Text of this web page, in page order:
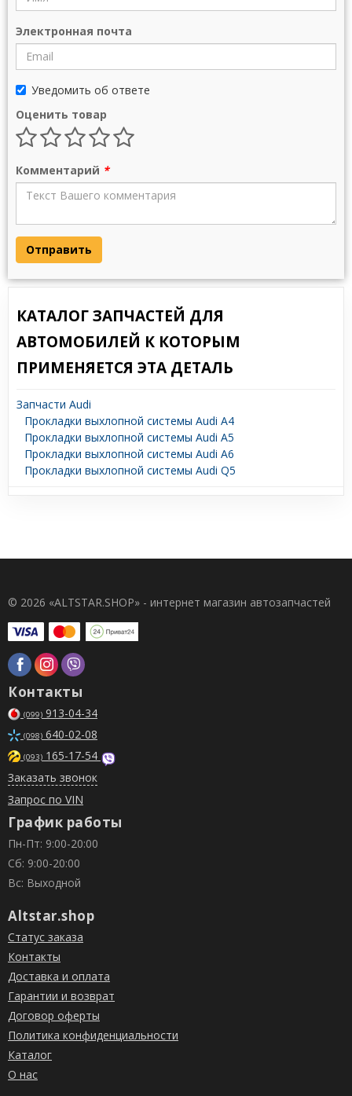
Электронная почта
Уведомить об ответе
Оценить товар
Комментарий *
Отправить
КАТАЛОГ ЗАПЧАСТЕЙ ДЛЯ
АВТОМОБИЛЕЙ К КОТОРЫМ
ПРИМЕНЯЕТСЯ ЭТА ДЕТАЛЬ
Запчасти Audi
Прокладки выхлопной системы Audi A4
Прокладки выхлопной системы Audi A5
Прокладки выхлопной системы Audi A6
Прокладки выхлопной системы Audi Q5
© 2026 «ALTSTAR.SHOP» - интернет магазин автозапчастей
Контакты
(099) 913-04-34
(098) 640-02-08
(093) 165-17-54
Заказать звонок
Запрос по VIN
График работы
Пн-Пт: 9:00-20:00
Сб: 9:00-20:00
Вс: Выходной
Altstar.shop
Статус заказа
Контакты
Доставка и оплата
Гарантии и возврат
Договор оферты
Политика конфиденциальности
Каталог
О нас